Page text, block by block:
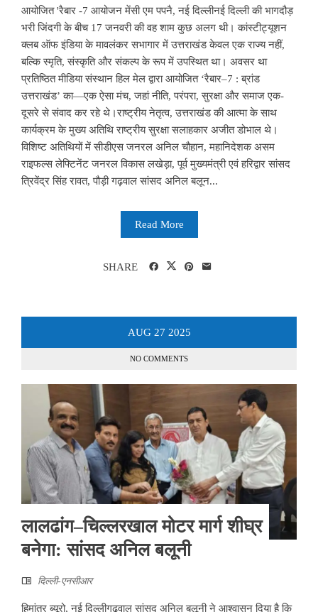
आयोजित 'रैबार -7 आयोजन मेंसी एम पपनै, नई दिल्लीनई दिल्ली की भागदौड़
भरी जिंदगी के बीच 17 जनवरी की वह शाम कुछ अलग थी। कांस्टीट्यूशन
क्लब ऑफ इंडिया के मावलंकर सभागार में उत्तराखंड केवल एक राज्य नहीं,
बल्कि स्मृति, संस्कृति और संकल्प के रूप में उपस्थित था। अवसर था
प्रतिष्ठित मीडिया संस्थान हिल मेल द्वारा आयोजित ‘रैबार–7 : ब्रांड
उत्तराखंड’ का—एक ऐसा मंच, जहां नीति, परंपरा, सुरक्षा और समाज एक-
दूसरे से संवाद कर रहे थे।राष्ट्रीय नेतृत्व, उत्तराखंड की आत्मा के साथ
कार्यक्रम के मुख्य अतिथि राष्ट्रीय सुरक्षा सलाहकार अजीत डोभाल थे।
विशिष्ट अतिथियों में सीडीएस जनरल अनिल चौहान, महानिदेशक असम
राइफल्स लेफ्टिनेंट जनरल विकास लखेड़ा, पूर्व मुख्यमंत्री एवं हरिद्वार सांसद
त्रिवेंद्र सिंह रावत, पौड़ी गढ़वाल सांसद अनिल बलून...
Read More
SHARE
AUG 27 2025
NO COMMENTS
लालढांग–चिल्लरखाल मोटर मार्ग शीघ्र
बनेगा: सांसद अनिल बलूनी
दिल्ली-एनसीआर
हिमांतर ब्यूरो, नई दिल्लीगढ़वाल सांसद अनिल बलूनी ने आश्वासन दिया है कि